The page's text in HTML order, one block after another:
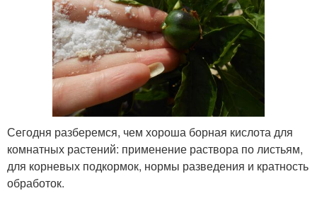
Сегодня разберемся, чем хороша борная кислота для
комнатных растений: применение раствора по листьям,
для корневых подкормок, нормы разведения и кратность
обработок.